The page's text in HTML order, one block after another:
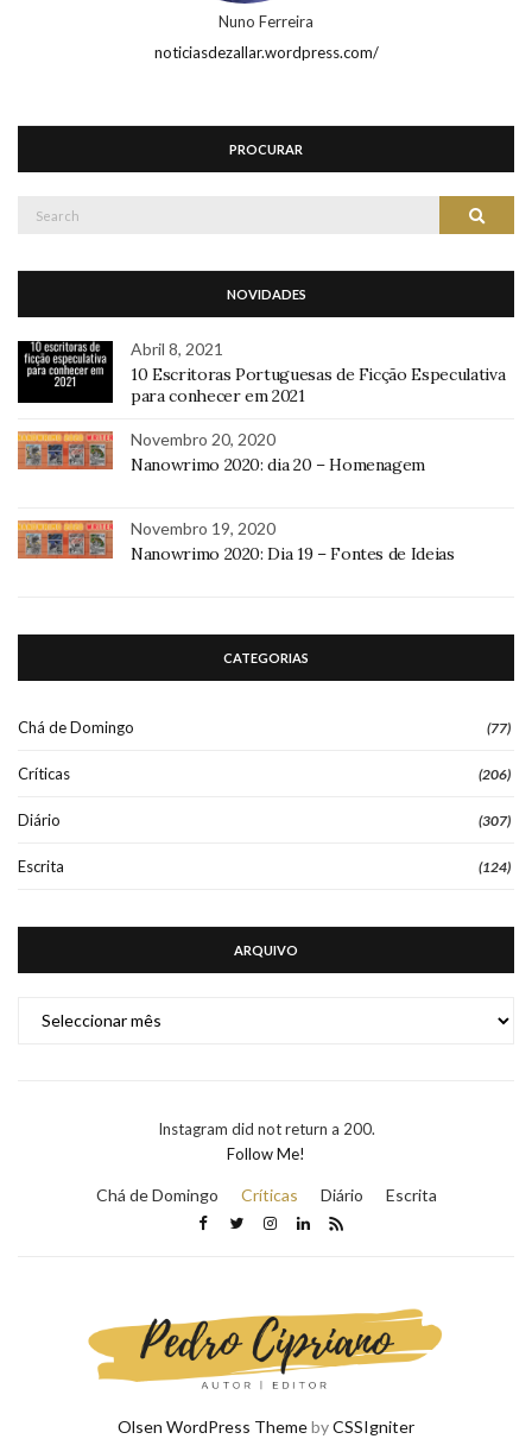
Nuno Ferreira
noticiasdezallar.wordpress.com/
PROCURAR
Search
NOVIDADES
Abril 8, 2021
10 Escritoras Portuguesas de Ficção Especulativa
para conhecer em 2021
Novembro 20, 2020
Nanowrimo 2020: dia 20 – Homenagem
Novembro 19, 2020
Nanowrimo 2020: Dia 19 – Fontes de Ideias
CATEGORIAS
Chá de Domingo (77)
Críticas (206)
Diário (307)
Escrita (124)
ARQUIVO
Instagram did not return a 200.
Follow Me!
Chá de Domingo Críticas Diário Escrita
Olsen WordPress ThemebyCSSIgniter